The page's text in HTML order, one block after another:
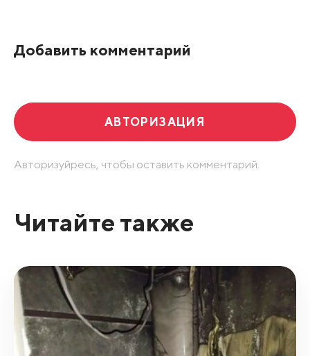
Добавить комментарий
АВТОРИЗАЦИЯ
Авторизуйресь, чтобы оставить комментарий.
Читайте также